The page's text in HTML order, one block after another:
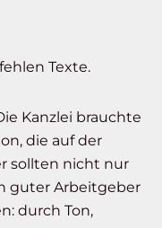
Texte.
Kanzlei brauchte
die auf der
sollten nicht nur
guter Arbeitgeber
durch Ton,